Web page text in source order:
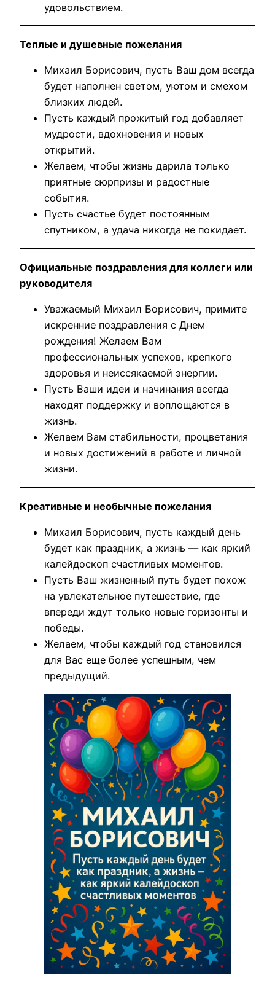
удовольствием.
Теплые и душевные пожелания
Михаил Борисович, пусть Ваш дом всегда
будет наполнен светом, уютом и смехом
близких людей.
Пусть каждый прожитый год добавляет
мудрости, вдохновения и новых
открытий.
Желаем, чтобы жизнь дарила только
приятные сюрпризы и радостные
события.
Пусть счастье будет постоянным
спутником, а удача никогда не покидает.
Официальные поздравления для коллеги или
руководителя
Уважаемый Михаил Борисович, примите
искренние поздравления с Днем
рождения! Желаем Вам
профессиональных успехов, крепкого
здоровья и неиссякаемой энергии.
Пусть Ваши идеи и начинания всегда
находят поддержку и воплощаются в
жизнь.
Желаем Вам стабильности, процветания
и новых достижений в работе и личной
жизни.
Креативные и необычные пожелания
Михаил Борисович, пусть каждый день
будет как праздник, а жизнь — как яркий
калейдоскоп счастливых моментов.
Пусть Ваш жизненный путь будет похож
на увлекательное путешествие, где
впереди ждут только новые горизонты и
победы.
Желаем, чтобы каждый год становился
для Вас еще более успешным, чем
предыдущий.